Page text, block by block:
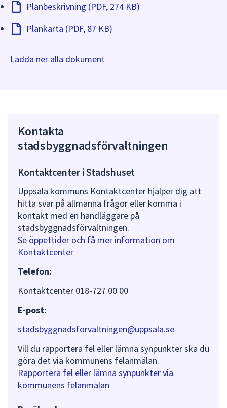
Planbeskrivning (PDF, 274 KB)
Plankarta (PDF, 87 KB)
Ladda ner alla dokument
Kontakta
stadsbyggnadsförvaltningen
Kontaktcenter i Stadshuset
Uppsala kommuns Kontaktcenter hjälper dig att
hitta svar på allmänna frågor eller komma i
kontakt med en handläggare på
stadsbyggnadsförvaltningen.
Se öppettider och få mer information om
Kontaktcenter
Telefon:
Kontaktcenter 018-727 00 00
E-post:
stadsbyggnadsforvaltningen@uppsala.se
Vill du rapportera fel eller lämna synpunkter ska du
göra det via kommunens felanmälan.
Rapportera fel eller lämna synpunkter via
kommunens felanmälan